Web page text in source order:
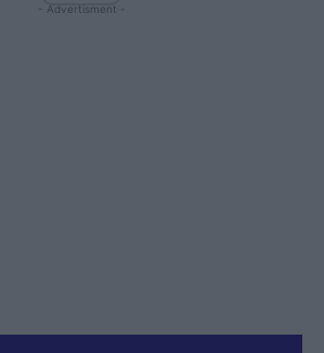
- Advertisment -